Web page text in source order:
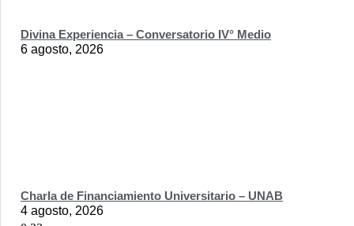
Divina Experiencia – Conversatorio IV° Medio
6 agosto, 2026
Charla de Financiamiento Universitario – UNAB
4 agosto, 2026